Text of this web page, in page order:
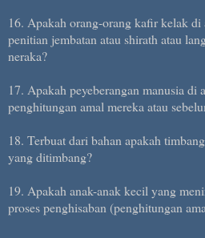
16. Apakah orang-orang kafir kelak
penitian jembatan atau shirath atau
neraka?
17. Apakah peyeberangan manusia di
penghitungan amal mereka atau
18. Terbuat dari bahan apakah
yang ditimbang?
19. Apakah anak-anak kecil yang
proses penghisaban (penghitungan